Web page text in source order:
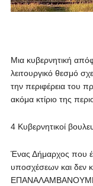
Μια κυβερνητική
λειτουργικό θεσμό
την περιφέρεια του
ακόμα κτίριο της
4 Κυβερνητικοί
Ένας Δήμαρχος που
υποσχέσεων και δεν
ΕΠΑΝΑΛΑΜΒΑΝΟΥΜΕ